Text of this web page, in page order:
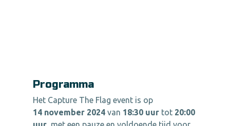
Programma
Het Capture The Flag event is op
14 november 2024 van 18:30 uur tot 20:00